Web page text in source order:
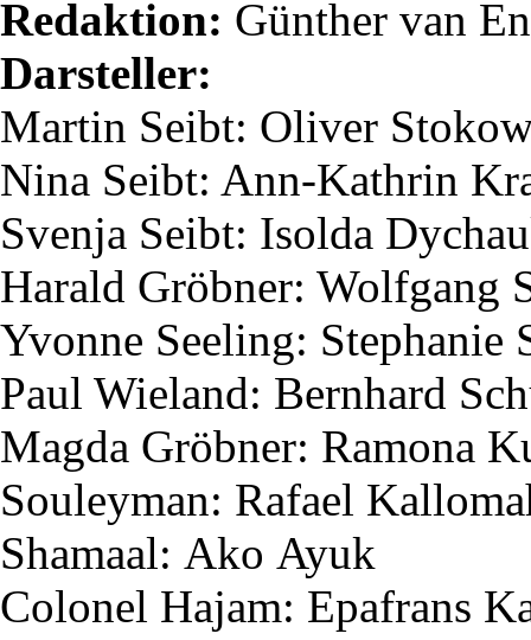
Redaktion: Günther van
Darsteller:
Martin Seibt: Oliver
Nina Seibt: Ann-Kathrin
Svenja Seibt: Isolda
Harald Gröbner: Wolfgang
Yvonne Seeling: Stephanie
Paul Wieland: Bernhard
Magda Gröbner: Ramona
Souleyman: Rafael
Shamaal: Ako Ayuk
Colonel Hajam: Epafrans